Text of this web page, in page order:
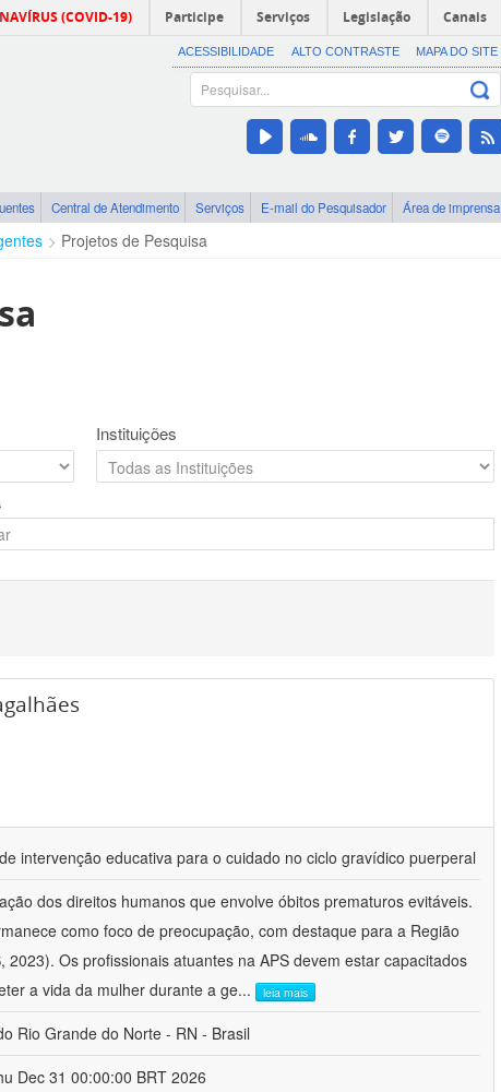
(COVID-19) Participe Serviços Legislação Canais
ACESSIBILIDADE ALTO CONTRASTE MAPA DO SITE
Central de Atendimento Serviços E-mail do Pesquisador Área de imprensa
Projetos de Pesquisa
Instituições
intervenção educativa para o cuidado no ciclo gravídico puerperal
dos direitos humanos que envolve óbitos prematuros evitáveis.
como foco de preocupação, com destaque para a Região
2023). Os profissionais atuantes na APS devem estar capacitados
a vida da mulher durante a ge... leia mais
Rio Grande do Norte - RN - Brasil
Dec 31 00:00:00 BRT 2026